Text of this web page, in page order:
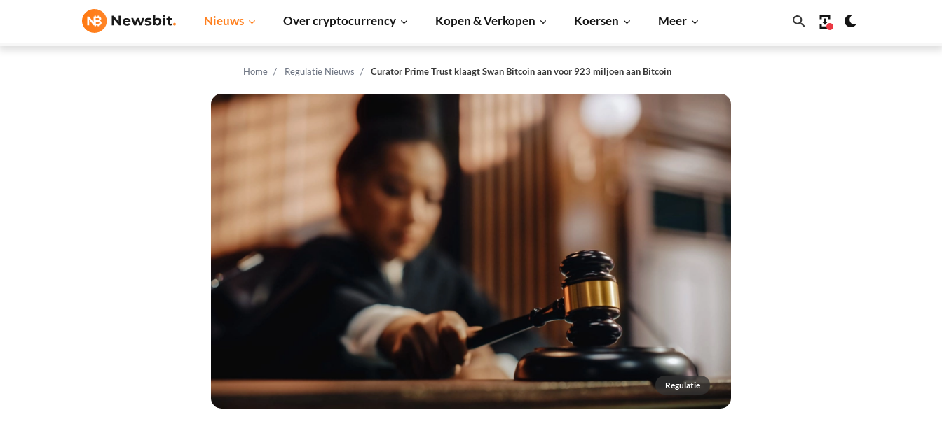
Nieuws Over cryptocurrency Kopen & Verkopen Koersen Meer
Home Regulatie Nieuws Curator Prime Trust klaagt Swan Bitcoin aan voor 923 miljoen aan Bitcoin
Regulatie